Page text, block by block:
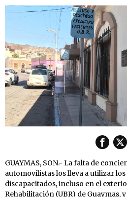
GUAYMAS, SON.- La falta de
automovilistas los lleva a utilizar
discapacitados, incluso en el
Rehabilitación (UBR) de Guaymas,